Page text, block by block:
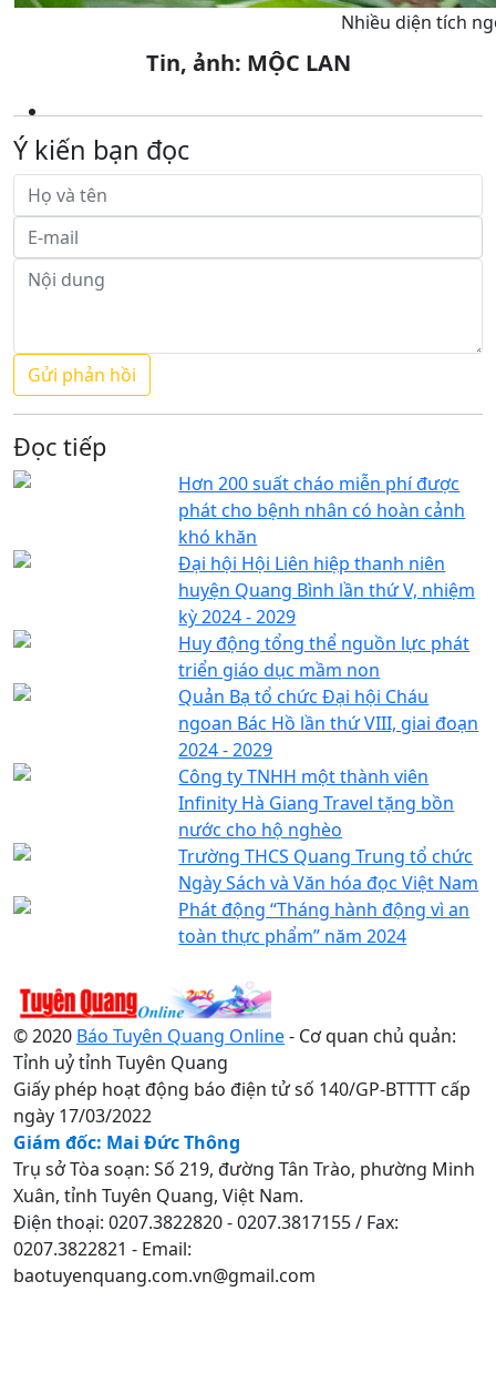
Nhiều diện tích
Tin, ảnh: MỘC LAN
Ý kiến bạn đọc
Đọc tiếp
Hơn 200 suất cháo miễn phí được
phát cho bệnh nhân có hoàn cảnh
khó khăn
Đại hội Hội Liên hiệp thanh niên
huyện Quang Bình lần thứ V, nhiệm
kỳ 2024 - 2029
Huy động tổng thể nguồn lực phát
triển giáo dục mầm non
Quản Bạ tổ chức Đại hội Cháu
ngoan Bác Hồ lần thứ VIII, giai đoạn
2024 - 2029
Công ty TNHH một thành viên
Infinity Hà Giang Travel tặng bồn
nước cho hộ nghèo
Trường THCS Quang Trung tổ chức
Ngày Sách và Văn hóa đọc Việt Nam
Phát động “Tháng hành động vì an
toàn thực phẩm” năm 2024
© 2020 Báo Tuyên Quang Online- Cơ quan chủ quản:
Tỉnh uỷ tỉnh Tuyên Quang
Giấy phép hoạt động báo điện tử số 140/GP-BTTTT cấp
ngày 17/03/2022
Giám đốc: Mai Đức Thông
Trụ sở Tòa soạn: Số 219, đường Tân Trào, phường Minh
Xuân, tỉnh Tuyên Quang, Việt Nam.
Điện thoại: 0207.3822820 - 0207.3817155 / Fax:
0207.3822821 - Email:
baotuyenquang.com.vn@gmail.com